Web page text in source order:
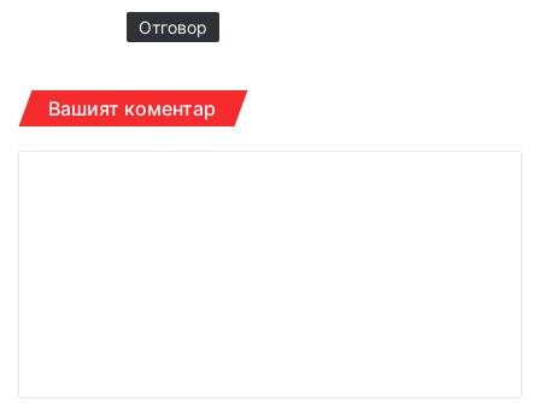
Отговор
Вашият коментар